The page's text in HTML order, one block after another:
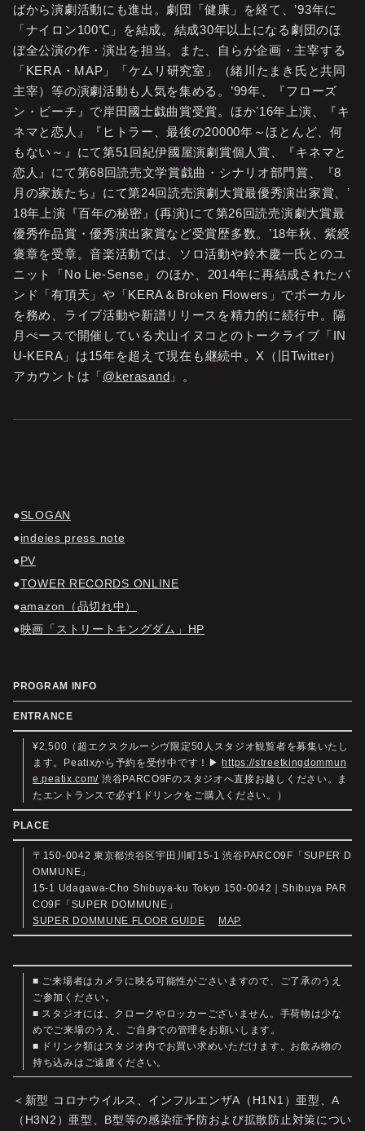
ばから演劇活動にも進出。劇団「健康」を経て、’93年に
「ナイロン100℃」を結成。結成30年以上になる劇団のほ
ぼ全公演の作・演出を担当。また、自らが企画・主宰する
「KERA・MAP」「ケムリ研究室」（緒川たまき氏と共同
主宰）等の演劇活動も人気を集める。’99年、『フローズ
ン・ビーチ』で岸田國士戯曲賞受賞。ほかʼ16年上演、『キ
ネマと恋人』『ヒトラー、最後の20000年～ほとんど、何
もない～』にて第51回紀伊國屋演劇賞個人賞、『キネマと
恋人』にて第68回読売文学賞戯曲・シナリオ部門賞、『8
月の家族たち』にて第24回読売演劇大賞最優秀演出家賞、ʼ
18年上演『百年の秘密』(再演)にて第26回読売演劇大賞最
優秀作品賞・優秀演出家賞など受賞歴多数。ʼ18年秋、紫綬
褒章を受章。音楽活動では、ソロ活動や鈴木慶一氏とのユ
ニット「No Lie-Sense」のほか、2014年に再結成されたバ
ンド「有頂天」や「KERA＆Broken Flowers」でボーカル
を務め、ライブ活動や新譜リリースを精力的に続行中。隔
月ぺースで開催している犬山イヌコとのトークライブ「IN
U-KERA」は15年を超えて現在も継続中。X（旧Twitter）
アカウントは「@kerasand 」。
SLOGAN
indeies press note
PV
TOWER RECORDS ONLINE
amazon（品切れ中）
映画「ストリートキングダム」HP
PROGRAM INFO
ENTRANCE
¥2,500（超エクスクルーシヴ限定50人スタジオ観覧者を募集いたし
ます。Peatixから予約を受付中です！▶︎ https://streetkingdommun
e.peatix.com/ 渋谷PARCO9Fのスタジオへ直接お越しください。ま
たエントランスで必ず1ドリンクをご購入ください。）
PLACE
〒150-0042 東京都渋谷区宇田川町15-1 渋谷PARCO9F「SUPER D
OMMUNE」
15-1 Udagawa-Cho Shibuya-ku Tokyo 150-0042｜Shibuya PAR
CO9F「SUPER DOMMUNE」
SUPER DOMMUNE FLOOR GUIDE
MAP
■ ご来場者はカメラに映る可能性がごさいますので、ご了承のうえ
ご参加ください。
■ スタジオには、クロークやロッカーございません。手荷物は少な
めでご来場のうえ、ご自身での管理をお願いします。
■ ドリンク類はスタジオ内でお買い求めいただけます。お飲み物の
持ち込みはご遠慮ください。
＜新型 コロナウイルス、インフルエンザA（H1N1）亜型、A
（H3N2）亜型、B型等の感染症予防および拡散防止対策につい